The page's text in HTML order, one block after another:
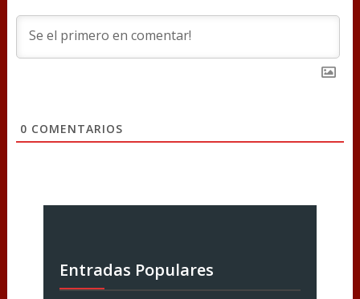
0 COMENTARIOS
Entradas Populares